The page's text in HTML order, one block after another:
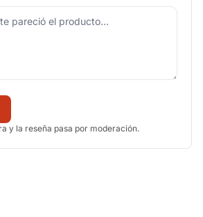
y la reseña pasa por moderación.